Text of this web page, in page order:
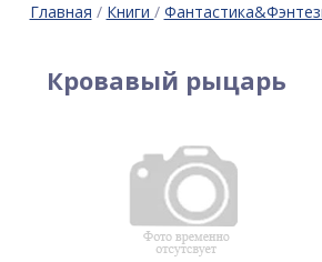
Главная / Книги /
Кровавый рыцарь